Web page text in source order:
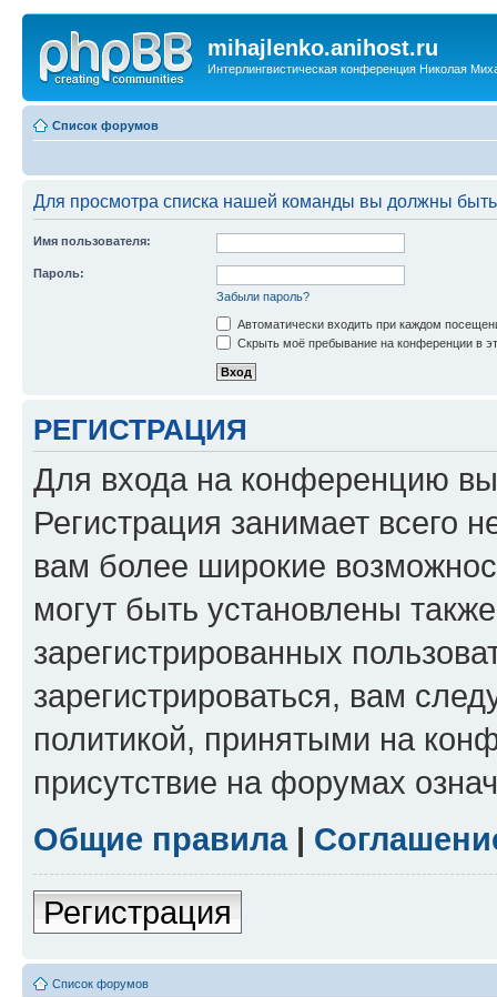
mihajlenko.anihost.ru
Интерлингвистическая конференция Николая
Список форумов
Для просмотра списка нашей команды вы должны
Имя пользователя:
Пароль:
Забыли пароль?
Автоматически входить при каждом
Скрыть моё пребывание на конференции в
РЕГИСТРАЦИЯ
Для входа на конференцию
Регистрация занимает всего
вам более широкие
могут быть установлены
зарегистрированных
зарегистрироваться, вам
политикой, принятыми на
присутствие на форумах
Общие правила|
Регистрация
Список форумов